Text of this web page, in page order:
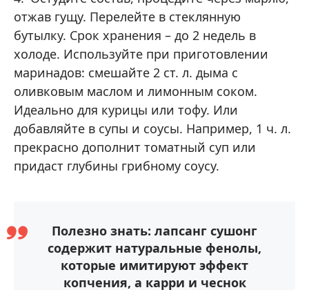
отжав гущу. Перелейте в стеклянную
бутылку. Срок хранения – до 2 недель в
холоде. Используйте при приготовлении
маринадов: смешайте 2 ст. л. дыма с
оливковым маслом и лимонным соком.
Идеально для курицы или тофу. Или
добавляйте в супы и соусы. Например, 1 ч. л.
прекрасно дополнит томатный суп или
придаст глубины грибному соусу.
Полезно знать: лапсанг сушонг
содержит натуральные фенолы,
которые имитируют эффект
копчения, а карри и чеснок